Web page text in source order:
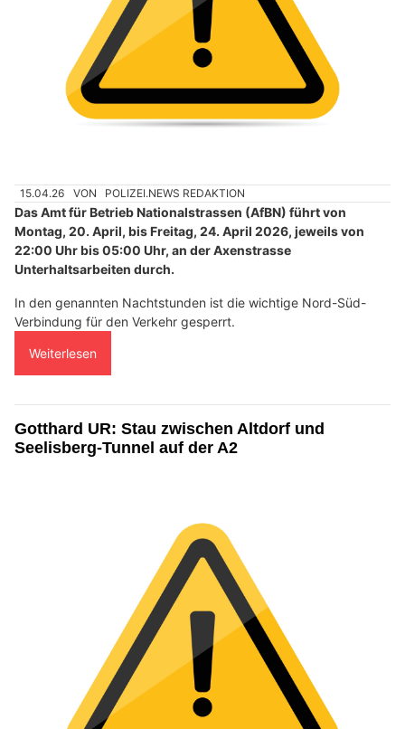
15.04.26 VON POLIZEI.NEWS REDAKTION
Das Amt für Betrieb Nationalstrassen (AfBN) führt von
Montag, 20. April, bis Freitag, 24. April 2026, jeweils von
22:00 Uhr bis 05:00 Uhr, an der Axenstrasse
Unterhaltsarbeiten durch.
In den genannten Nachtstunden ist die wichtige Nord-Süd-
Verbindung für den Verkehr gesperrt.
Weiterlesen
Gotthard UR: Stau zwischen Altdorf und
Seelisberg-Tunnel auf der A2